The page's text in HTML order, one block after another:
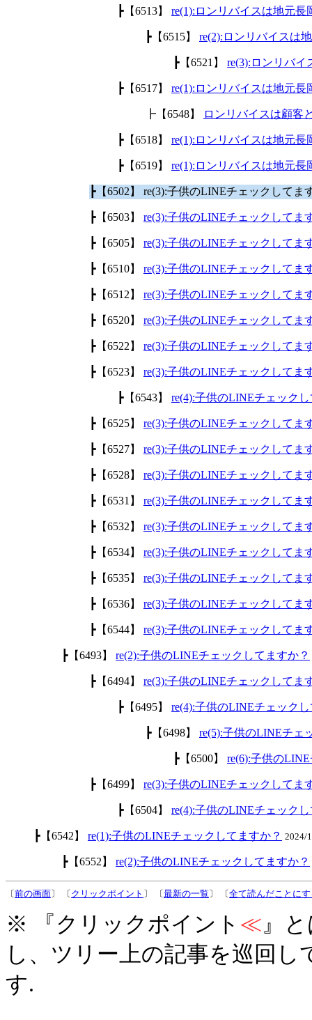
┣【6513】 re(1):ロンリバイスは地元
┣【6515】 re(2):ロンリバイスは
┣【6521】 re(3):ロンリバ
┣【6517】 re(1):ロンリバイスは地元
┣【6548】 ロンリバイスは顧客
┣【6518】 re(1):ロンリバイスは地元
┣【6519】 re(1):ロンリバイスは地元
┣【6502】 re(3):子供のLINEチェックしてま
┣【6503】 re(3):子供のLINEチェックしてま
┣【6505】 re(3):子供のLINEチェックしてま
┣【6510】 re(3):子供のLINEチェックしてま
┣【6512】 re(3):子供のLINEチェックしてま
┣【6520】 re(3):子供のLINEチェックしてま
┣【6522】 re(3):子供のLINEチェックしてま
┣【6523】 re(3):子供のLINEチェックしてま
┣【6543】 re(4):子供のLINEチェック
┣【6525】 re(3):子供のLINEチェックしてま
┣【6527】 re(3):子供のLINEチェックしてま
┣【6528】 re(3):子供のLINEチェックしてま
┣【6531】 re(3):子供のLINEチェックしてま
┣【6532】 re(3):子供のLINEチェックしてま
┣【6534】 re(3):子供のLINEチェックしてま
┣【6535】 re(3):子供のLINEチェックしてま
┣【6536】 re(3):子供のLINEチェックしてま
┣【6544】 re(3):子供のLINEチェックしてま
┣【6493】 re(2):子供のLINEチェックしてますか？
┣【6494】 re(3):子供のLINEチェックしてま
┣【6495】 re(4):子供のLINEチェック
┣【6498】 re(5):子供のLINEチェ
┣【6500】 re(6):子供の
┣【6499】 re(3):子供のLINEチェックしてま
┣【6504】 re(4):子供のLINEチェック
┣【6542】 re(1):子供のLINEチェックしてますか？ 2024/
┣【6552】 re(2):子供のLINEチェックしてますか？
〔前の画面〕 〔 クリックポイント 〕 〔最新の一覧 〕 〔全て読んだことに
※ 『クリックポイント ≪』
し、ツリー上の記事を巡回
す.